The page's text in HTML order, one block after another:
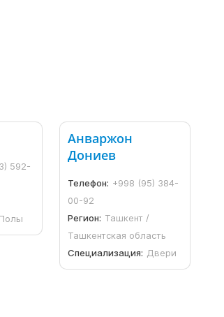
592-
Полы
Анваржон
Дониев
Телефон: +998 (95) 384-
00-92
Регион: Ташкент /
Ташкентская область
Специализация: Двери